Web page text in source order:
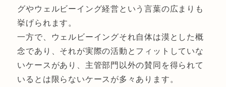
グやウェルビーイング経営という言葉の広まりも
挙げられます。
一方で、ウェルビーイングそれ自体は漠とした概
念であり、それが実際の活動とフィットしていな
いケースがあり、主管部門以外の賛同を得られて
いるとは限らないケースが多々あります。